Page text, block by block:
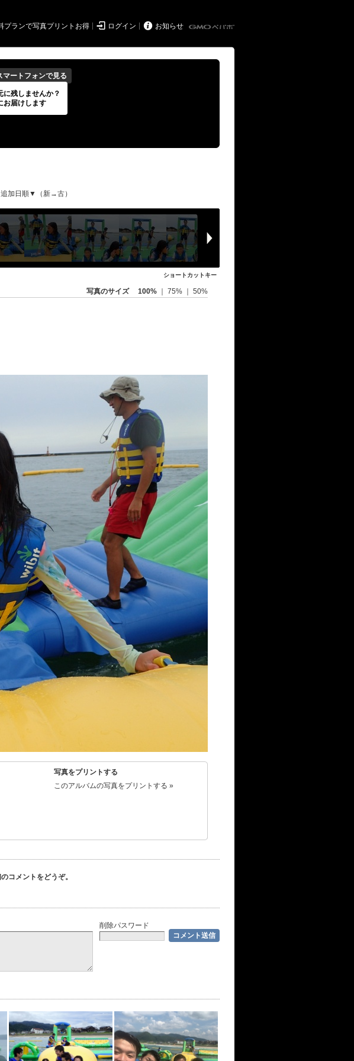
プランで写真プリントお得  ログイン  お知らせ
マートフォンで見る
---
追加日順▼（新→古）
ショートカットキー
写真のサイズ 100% 75% 50%
写真をプリントする
このアルバムの写真をプリントする »
コメントをどうぞ。
削除パスワード
に残しませんか？
お届けします